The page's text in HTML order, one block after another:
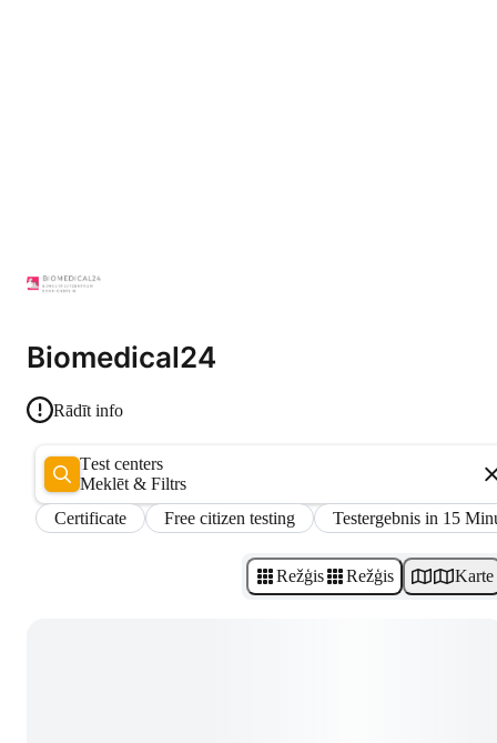
Biomedical24
Rādīt info
Test centers
Meklēt & Filtrs
Certificate
Free citizen testing Testergebnis in 15
Režģis Režģis Karte